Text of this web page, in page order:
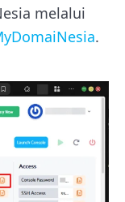
melalui
.